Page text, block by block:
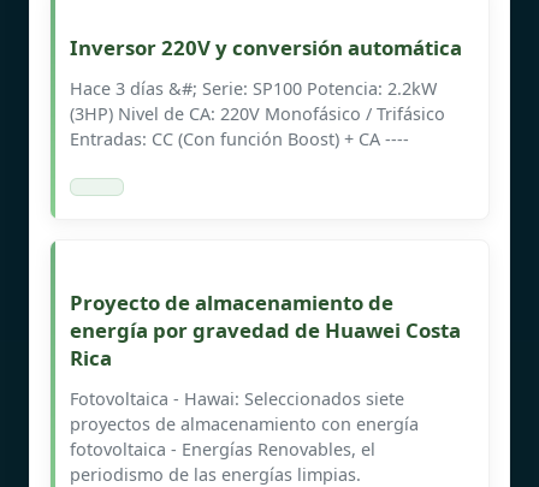
Inversor 220V y conversión automática
Hace 3 días &#; Serie: SP100 Potencia: 2.2kW
(3HP) Nivel de CA: 220V Monofásico / Trifásico
Entradas: CC (Con función Boost) + CA ----
Proyecto de almacenamiento de
energía por gravedad de Huawei Costa
Rica
Fotovoltaica - Hawai: Seleccionados siete
proyectos de almacenamiento con energía
fotovoltaica - Energías Renovables, el
periodismo de las energías limpias.